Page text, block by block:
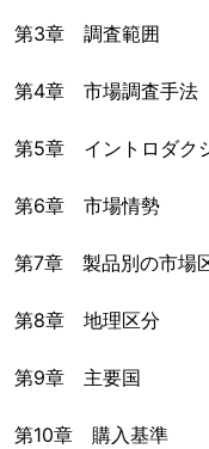
第3章 調査範囲
第4章 市場調査手法
第5章 イントロダク
第6章 市場情勢
第7章 製品別の市場
第8章 地理区分
第9章 主要国
第10章 購入基準